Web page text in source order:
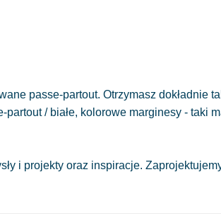
passe-partout. Otrzymasz dokładnie
/ białe, kolorowe marginesy - taki
i projekty oraz inspiracje.